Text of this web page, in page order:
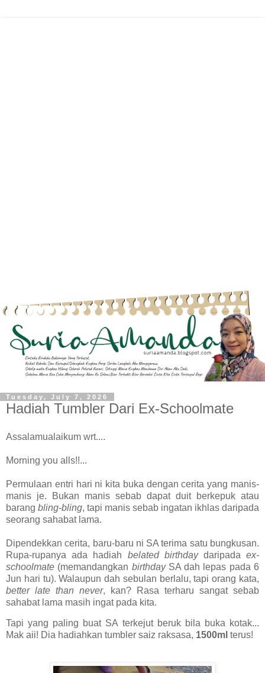
Tuesday, July 7, 2026
Hadiah Tumbler Dari Ex-Schoolmate
Assalamualaikum wrt....
Morning you alls!!...
Permulaan entri hari ni kita buka dengan cerita yang manis-
manis je. Bukan manis sebab dapat duit berkepuk atau
barang bling-bling, tapi manis sebab ingatan ikhlas daripada
seorang sahabat lama.
Dipendekkan cerita, baru-baru ni SA terima satu bungkusan.
Rupa-rupanya ada hadiah belated birthdaydaripadaex-
schoolmate (memandangkan birthdaySA dah lepas pada 6
Jun hari tu). Walaupun dah sebulan berlalu, tapi orang kata,
better late than never, kan? Rasa terharu sangat sebab
sahabat lama masih ingat pada kita.
Tapi yang paling buat SA terkejut beruk bila buka kotak...
Mak aii! Dia hadiahkan tumbler saiz raksasa, 1500ml terus!